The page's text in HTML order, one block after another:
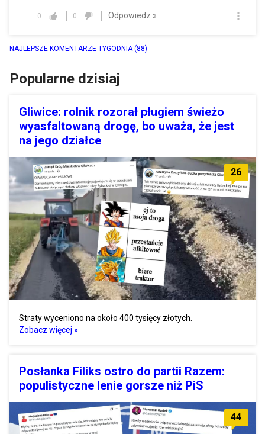
0 0 Odpowiedz »
NAJLEPSZE KOMENTARZE TYGODNIA (88)
Popularne dzisiaj
Gliwice: rolnik rozorał pługiem świeżo
wyasfaltowaną drogę, bo uważa, że jest
na jego działce
26
Straty wyceniono na około 400 tysięcy złotych.
Zobacz więcej »
Posłanka Filiks ostro do partii Razem:
populistyczne lenie gorsze niż PiS
44